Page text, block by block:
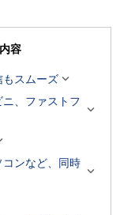
容
もスムーズ
、ファストフ

コンなど、同時
